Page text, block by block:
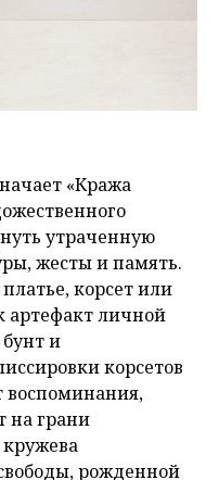
«Кража
утраченную
жесты и память.
корсет или
артефакт личной
и
корсетов
воспоминания,
на грани
рожденной